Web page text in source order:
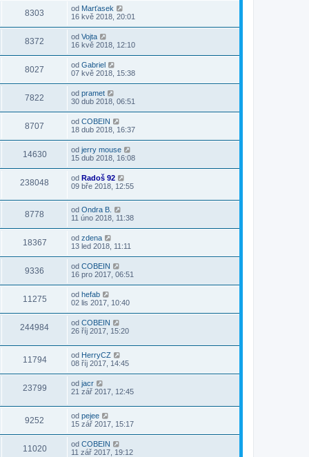
8303 od Marťasek
16 kvě 2018, 20:01
8372 od Vojta
16 kvě 2018, 12:10
8027 od Gabriel
07 kvě 2018, 15:38
7822 od pramet
30 dub 2018, 06:51
8707 od COBEIN
18 dub 2018, 16:37
14630 od jerry mouse
15 dub 2018, 16:08
238048 od Radoš 92
09 bře 2018, 12:55
8778 od Ondra B.
11 úno 2018, 11:38
18367 od zdena
13 led 2018, 11:11
9336 od COBEIN
16 pro 2017, 06:51
11275 od hefab
02 lis 2017, 10:40
244984 od COBEIN
26 říj 2017, 15:20
11794 od HerryCZ
08 říj 2017, 14:45
23799 od jacr
21 zář 2017, 12:45
9252 od pejee
15 zář 2017, 15:17
11020 od COBEIN
11 zář 2017, 19:12